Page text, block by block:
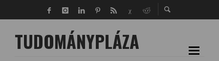
TUDOMÁNYPLÁZA